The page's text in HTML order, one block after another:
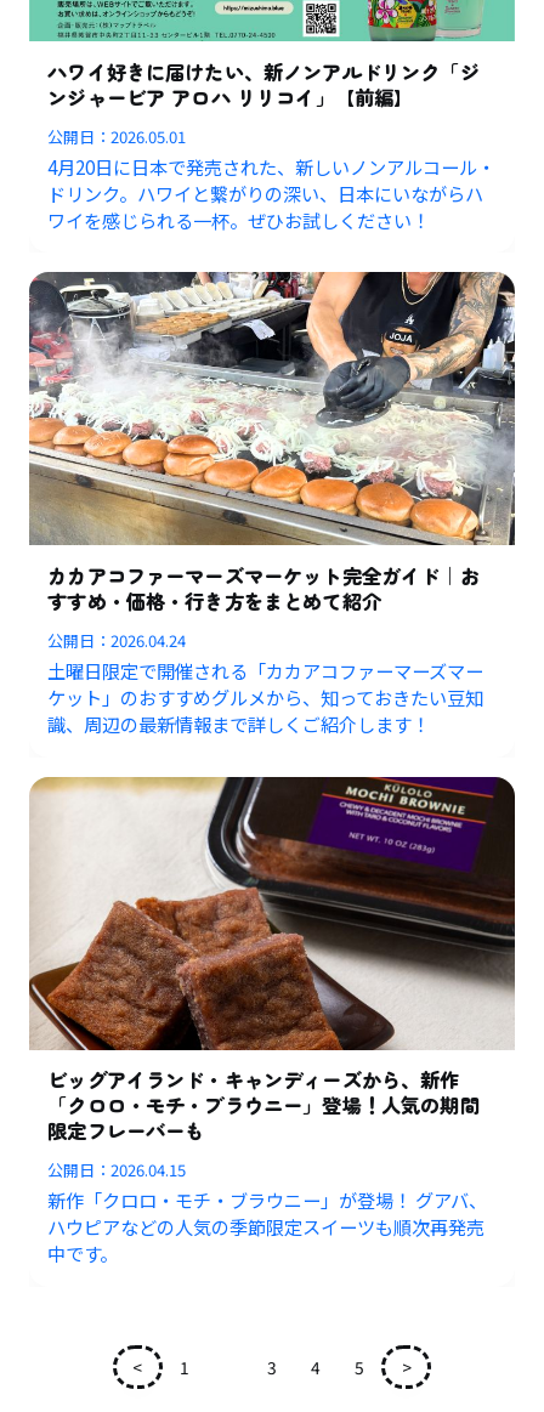
ハワイ好きに届けたい、新ノンアルドリンク「ジ
ンジャービア アロハ リリコイ」【前編】
公開日：2026.05.01
4月20日に日本で発売された、新しいノンアルコール・
ドリンク。ハワイと繋がりの深い、日本にいながらハ
ワイを感じられる一杯。ぜひお試しください！
カカアコファーマーズマーケット完全ガイド｜お
すすめ・価格・行き方をまとめて紹介
公開日：2026.04.24
土曜日限定で開催される「カカアコファーマーズマー
ケット」のおすすめグルメから、知っておきたい豆知
識、周辺の最新情報まで詳しくご紹介します！
ビッグアイランド・キャンディーズから、新作
「クロロ・モチ・ブラウニー」登場！人気の期間
限定フレーバーも
公開日：2026.04.15
新作「クロロ・モチ・ブラウニー」が登場！ グアバ、
ハウピアなどの人気の季節限定スイーツも順次再発売
中です。
< 1 3 4 5 >